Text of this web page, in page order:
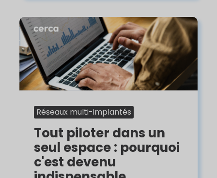
Réseaux multi-implantés
Tout piloter dans un
seul espace : pourquoi
c'est devenu